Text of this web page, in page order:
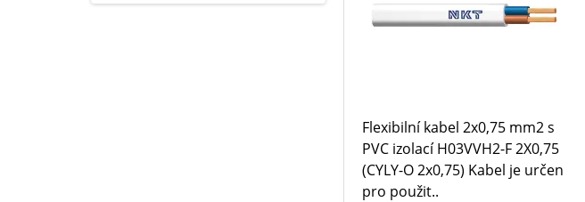
Flexibilní kabel 2x0,75 mm2 s
PVC izolací H03VVH2-F 2X0,75
(CYLY-O 2x0,75) Kabel je určen
pro použit..